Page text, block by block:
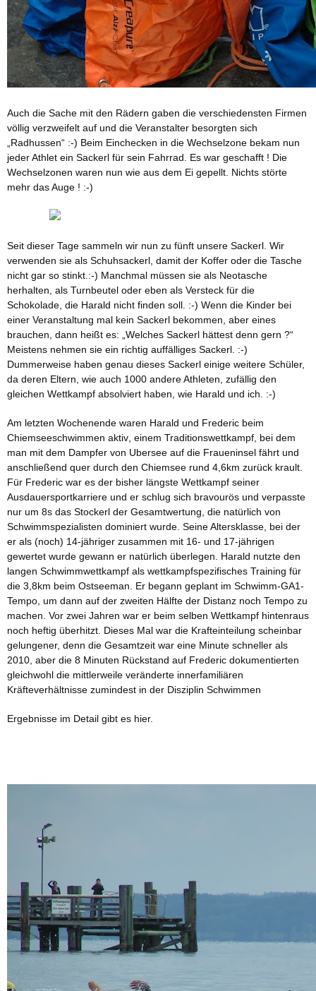
Auch die Sache mit den Rädern gaben die verschiedensten Firmen
völlig verzweifelt auf und die Veranstalter besorgten sich
„Radhussen“ :-) Beim Einchecken in die Wechselzone bekam nun
jeder Athlet ein Sackerl für sein Fahrrad. Es war geschafft ! Die
Wechselzonen waren nun wie aus dem Ei gepellt. Nichts störte
mehr das Auge ! :-)
Seit dieser Tage sammeln wir nun zu fünft unsere Sackerl. Wir
verwenden sie als Schuhsackerl, damit der Koffer oder die Tasche
nicht gar so stinkt.:-) Manchmal müssen sie als Neotasche
herhalten, als Turnbeutel oder eben als Versteck für die
Schokolade, die Harald nicht finden soll. :-) Wenn die Kinder bei
einer Veranstaltung mal kein Sackerl bekommen, aber eines
brauchen, dann heißt es: „Welches Sackerl hättest denn gern ?“
Meistens nehmen sie ein richtig auffälliges Sackerl. :-)
Dummerweise haben genau dieses Sackerl einige weitere Schüler,
da deren Eltern, wie auch 1000 andere Athleten, zufällig den
gleichen Wettkampf absolviert haben, wie Harald und ich. :-)
Am letzten Wochenende waren Harald und Frederic beim
Chiemseeschwimmen aktiv , einem Traditionswettkampf, bei dem
man mit dem Dampfer von Ubersee auf die Fraueninsel fährt und
anschließend quer durch den Chiemsee rund 4,6km zurück krault.
Für Frederic war es der bisher längste Wettkampf seiner
Ausdauersportkarriere und er schlug sich bravourös und verpasste
nur um 8s das Stockerl der Gesamtwertung, die natürlich von
Schwimmspezialisten dominiert wurde. Seine Altersklasse, bei der
er als (noch) 14-jähriger zusammen mit 16- und 17-jährigen
gewertet wurde gewann er natürlich überlegen. Harald nutzte den
langen Schwimmwettkampf als wettkampfspezifisches Training für
die 3,8km beim Ostseeman. Er begann geplant im Schwimm-GA1-
Tempo, um dann auf der zweiten Hälfte der Distanz noch Tempo zu
machen. Vor zwei Jahren war er beim selben Wettkampf hintenraus
noch heftig überhitzt. Dieses Mal war die Krafteinteilung scheinbar
gelungener, denn die Gesamtzeit war eine Minute schneller als
2010, aber die 8 Minuten Rückstand auf Frederic dokumentierten
gleichwohl die mittlerweile veränderte innerfamiliären
Kräfteverhältnisse zumindest in der Disziplin Schwimmen
Ergebnisse im Detail gibt es hier.